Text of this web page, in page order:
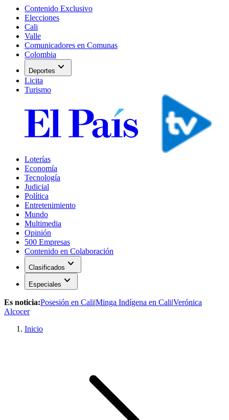
Contenido Exclusivo
Elecciones
Cali
Valle
Comunicadores en Comunas
Colombia
Deportes expand_more
Licita
Turismo
Loterías
Economía
Tecnología
Judicial
Política
Entretenimiento
Mundo
Multimedia
Opinión
500 Empresas
Contenido en Colaboración
Clasificados expand_more
Especiales expand_more
Es noticia:Posesión en Cali|Minga Indígena en Cali|Verónica
Alcocer
Inicio